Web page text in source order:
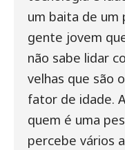
um baita de um
gente jovem
não sabe lidar
velhas que são
fator de idade.
quem é uma
percebe vários